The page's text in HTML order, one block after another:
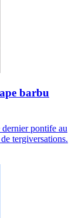
barbu
pontife au
tergiversations.